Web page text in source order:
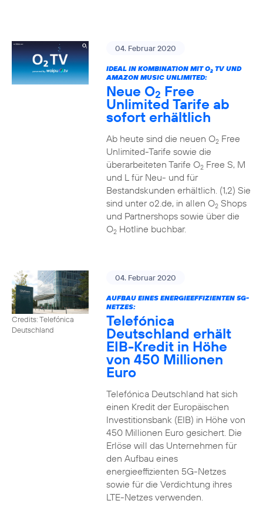
04. Februar 2020
IDEAL IN KOMBINATION MIT O2TV UND
AMAZON MUSIC UNLIMITED:
Neue O2 Free
Unlimited Tarife ab
sofort erhältlich
Ab heute sind die neuen O2Free
Unlimited-Tarife sowie die
überarbeiteten Tarife O2Free S, M
und L für Neu- und für
Bestandskunden erhältlich. (1,2) Sie
sind unter o2.de, in allen O2Shops
und Partnershops sowie über die
O2Hotline buchbar.
Credits: Telefónica
Deutschland
04. Februar 2020
AUFBAU EINES ENERGIEEFFIZIENTEN 5G-
NETZES:
Telefónica
Deutschland erhält
EIB-Kredit in Höhe
von 450 Millionen
Euro
Telefónica Deutschland hat sich
einen Kredit der Europäischen
Investitionsbank (EIB) in Höhe von
450 Millionen Euro gesichert. Die
Erlöse will das Unternehmen für
den Aufbau eines
energieeffizienten 5G-Netzes
sowie für die Verdichtung ihres
LTE-Netzes verwenden.